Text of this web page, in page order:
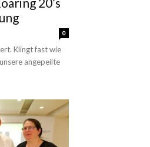
0
Klingt fast wie
angepeilte